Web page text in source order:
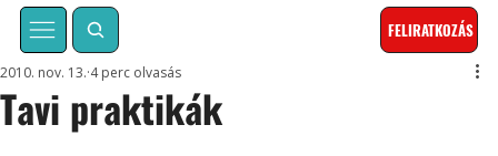
FELIRATKOZÁS
Tavi praktikák
2010. nov. 13. 4 perc olvasás